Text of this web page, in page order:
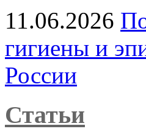
11.06.2026
гигиены и
России
Статьи